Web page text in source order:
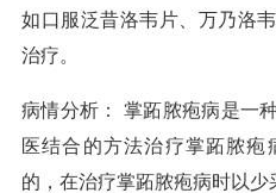
如口服泛昔洛韦片、万乃洛
治疗。
病情分析： 掌跖脓疱病是一
医结合的方法治疗掌跖脓
的，在治疗掌跖脓疱病时以少